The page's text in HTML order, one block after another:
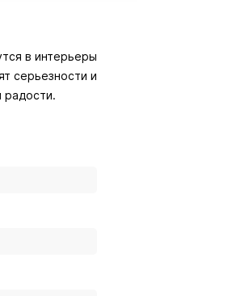
в интерьеры
серьезности и
радости.